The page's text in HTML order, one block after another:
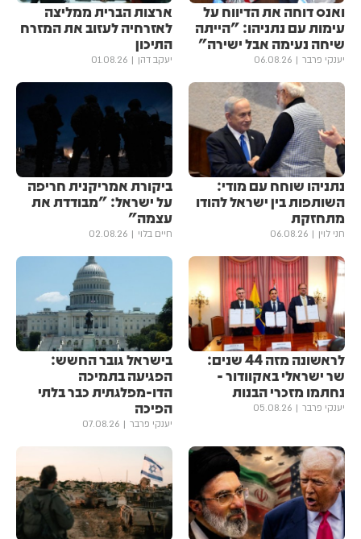
ואנס דוחה את הדיווח על
עימות עם נתניהו: "הייתה
שיחה נעימה אבל ישירה"
יענקי פרבר 06.08.26
ארצות הברית ממליצה
לאזרחיה לעזוב את המזרח
התיכון
יעקב דהן 01.08.26
נתניהו שוחח עם מודי:
השותפות בין ישראל להודו
מתחזקת
חני לוין 06.08.26
ביקורת אמריקנית חריפה
על ישראל: "מבודדת את
עצמה"
חיים בלוי 02.08.26
לראשונה מזה 44 שנים:
שר ישראלי באקוודור -
נחתמו מזכרי הבנות
יענקי פרבר 05.08.26
בישראל גובר החשש:
הפגיעה בתמיכה
הדו-מפלגתית כבר בלתי
הפיכה
יענקי פרבר 07.08.26